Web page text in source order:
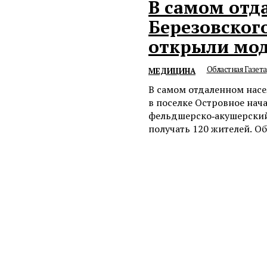
В самом
открыли
МЕДИЦИНА Областная Газета
В самом отдаленном
в поселке Островное
получать 120 жителей.